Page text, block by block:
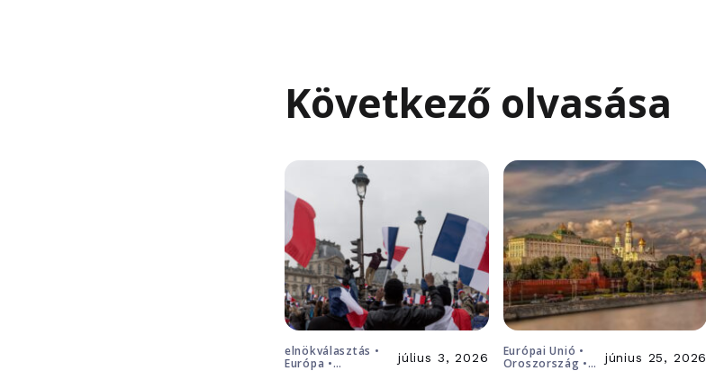
Következő olvasása
elnökválasztás •
Európa •
július 3, 2026
Európai Unió •
Oroszország •
június 25, 2026